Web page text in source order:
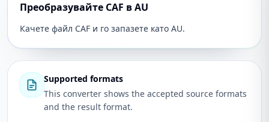
Преобразувайте CAF в AU
Качете файл CAF и го запазете като AU.
Supported formats
This converter shows the accepted source formats
and the result format.